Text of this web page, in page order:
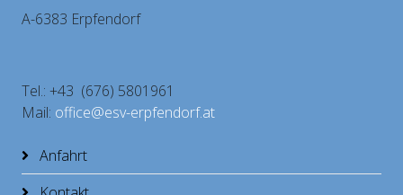
A-6383 Erpfendorf
Tel.: +43 (676) 5801961
Mail: office@esv-erpfendorf.at
Anfahrt